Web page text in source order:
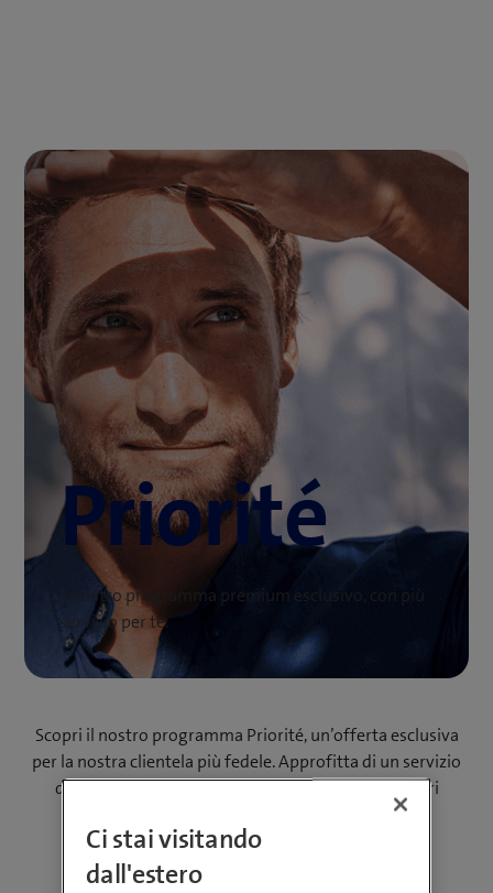
Priorité
Il nostro programma premium esclusivo, con più
servizio per te.
Scopri il nostro programma Priorité, un’offerta esclusiva
per la nostra clientela più fedele. Approfitta di un servizio
di alto livello, di aiuto in caso di emergenza e di altri
Ci stai visitando
dall'estero